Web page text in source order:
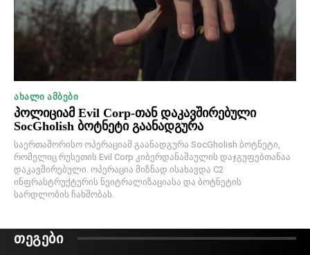
ᲐᲮᲐᲚᲘ ᲐᲛᲑᲔᲑᲘ
პოლიციამ Evil Corp-თან დაკავშირებული
SocGholish ბოტნეტი გაანადგურა
საერთაშორისო ოპერაციამ გაანადგურა SocGholish ბოტნეტი,
რომელიც რუსეთის Evil Corp კიბერდანაშაულის დაჯგუფებთანაა
დაკავშირებული. ოპერაცია მიზნად ისახავდა C2
ინფრასტრუქტურის ნეიტრალიზაციასა და ბოტნეტის
სარდლობის ჩახშობას.
ᲗᲔᲒᲔᲑᲘ